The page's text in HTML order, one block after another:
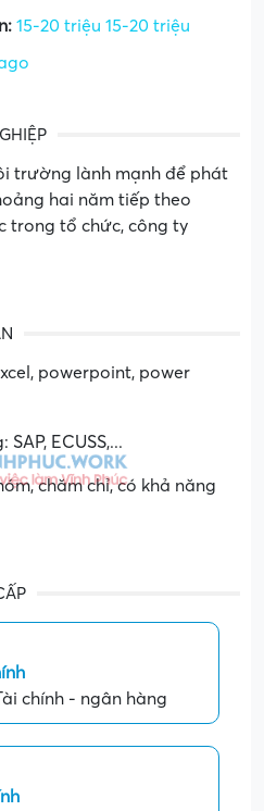
15-20 triệu 15-20 triệu
trường lành mạnh để phát
hai năm tiếp theo
trong tổ chức, công ty
powerpoint, power
ECUSS,...
chăm chỉ, có khả năng
chính - ngân hàng